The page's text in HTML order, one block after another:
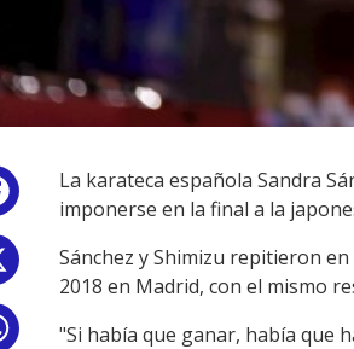
Facebook
WhatsApp
La karateca española Sandra
imponerse en la final a la
Sánchez y Shimizu repitieron
2018 en Madrid, con el mismo
"Si había que ganar, había que